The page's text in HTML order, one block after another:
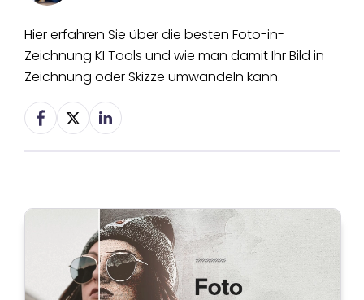
Hier erfahren Sie über die besten Foto-in-
Zeichnung KI Tools und wie man damit Ihr Bild in
Zeichnung oder Skizze umwandeln kann.